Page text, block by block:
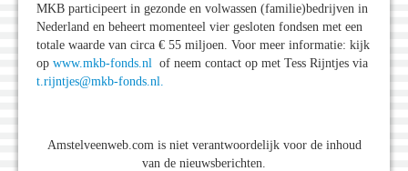
MKB participeert in gezonde en volwassen (familie)bedrijven in
Nederland en beheert momenteel vier gesloten fondsen met een
totale waarde van circa € 55 miljoen. Voor meer informatie: kijk
op www.mkb-fonds.nl
of neem contact op met Tess Rijntjes via
t.rijntjes@mkb-fonds.nl.
Amstelveenweb.com is niet verantwoordelijk voor de inhoud
van de nieuwsberichten.